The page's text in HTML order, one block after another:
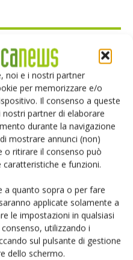
noi e i nostri partner
per memorizzare e/o
Il consenso a queste
partner di elaborare
durante la navigazione
mostrare annunci (non)
o ritirare il consenso può
e funzioni.
a quanto sopra o per fare
applicate solamente a
le impostazioni in qualsiasi
utilizzando i
sul pulsante di gestione
dello schermo.
la fiducia diventa
la sfida passa da
insieme sull’IA